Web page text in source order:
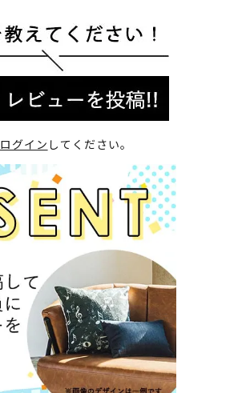
ログイン してください。